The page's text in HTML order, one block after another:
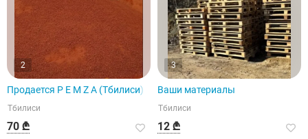
2
Продается P E M Z A (Тбилиси)
Тбилиси
70 ₾
3
Ваши материалы
Тбилиси
12 ₾